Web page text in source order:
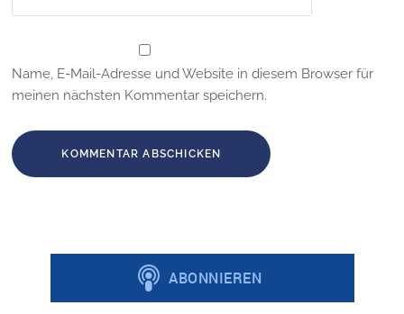
Name, E-Mail-Adresse und Website in diesem Browser für
meinen nächsten Kommentar speichern.